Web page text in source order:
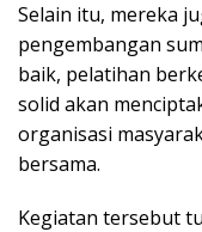
Selain itu, mereka
pengembangan
baik, pelatihan
solid akan
organisasi
bersama.
Kegiatan tersebut